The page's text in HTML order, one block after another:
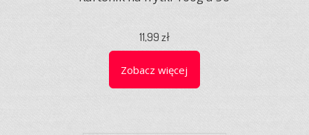
11,99 zł
Zobacz więcej